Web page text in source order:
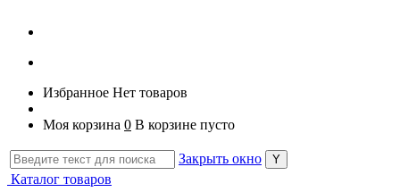
Избранное Нет товаров
Моя корзина 0 В корзине пусто
Закрыть окно
Каталог товаров